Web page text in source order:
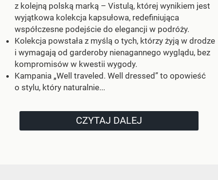
z kolejną polską marką – Vistulą, której wynikiem jest
wyjątkowa kolekcja kapsułowa, redefiniująca
współczesne podejście do elegancji w podróży.
Kolekcja powstała z myślą o tych, którzy żyją w drodze
i wymagają od garderoby nienagannego wyglądu, bez
kompromisów w kwestii wygody.
Kampania „Well traveled. Well dressed” to opowieść
o stylu, który naturalnie...
CZYTAJ DALEJ